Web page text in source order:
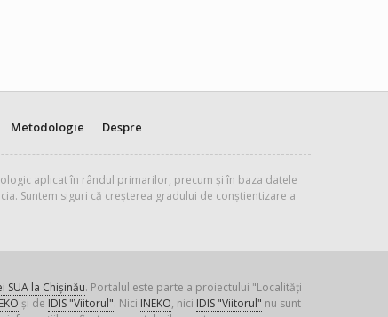
Metodologie Despre
aplicat în rândul primarilor, precum și în baza datele
Suntem siguri că creșterea gradului de conștientizare a
SUA la Chișinău. Portalul este parte a proiectului "Localități
și de IDIS "Viitorul". Nici INEKO, nici IDIS "Viitorul" nu sunt